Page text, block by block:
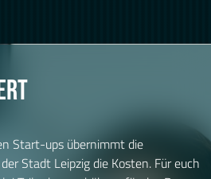
Start-ups übernimmt die
Stadt Leipzig die Kosten. Für euch